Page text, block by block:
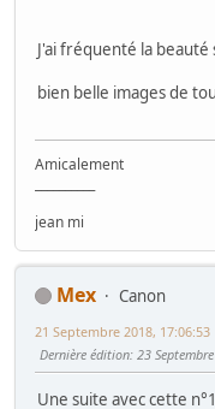
J'ai fréquenté la
bien belle images de
Amicalement
jean mi
Mex
Canon
21 Septembre 2018, 17:06:53
Dernière édition: 23
Une suite avec cette